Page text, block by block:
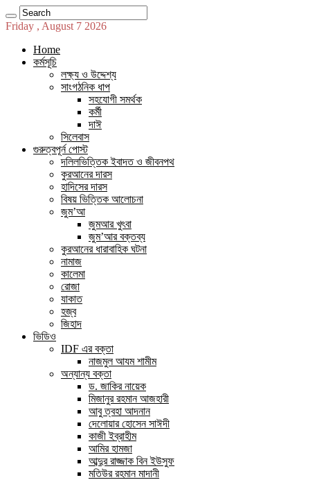
Friday , August 7 2026
Home
কর্মসূচি
লক্ষ্য ও উদ্দেশ্য
সাংগঠনিক ধাপ
সহযোগী সমর্থক
কর্মী
দাঈ
সিলেবাস
গুরুত্বপূর্ন পোস্ট
দলিলভিত্তিক ইবাদত ও জীবনপথ
কুরআনের দারস
হাদিসের দারস
বিষয় ভিত্তিক আলোচনা
জুম’আ
জুমআর খুৎবা
জুম’আর বক্তব্য
কুরআনের ধারাবাহিক ঘটনা
নামাজ
কালেমা
রোজা
যাকাত
হজ্ব
জিহাদ
ভিডিও
IDF এর বক্তা
নাজমুল আযম শামীম
অন্যান্য বক্তা
ড. জাকির নায়েক
মিজানুর রহমান আজহারী
আবু ত্বহা আদনান
দেলোয়ার হোসেন সাঈদী
কাজী ইব্রাহীম
আমির হামজা
আব্দুর রাজ্জাক বিন ইউসুফ
মতিউর রহমান মাদানী